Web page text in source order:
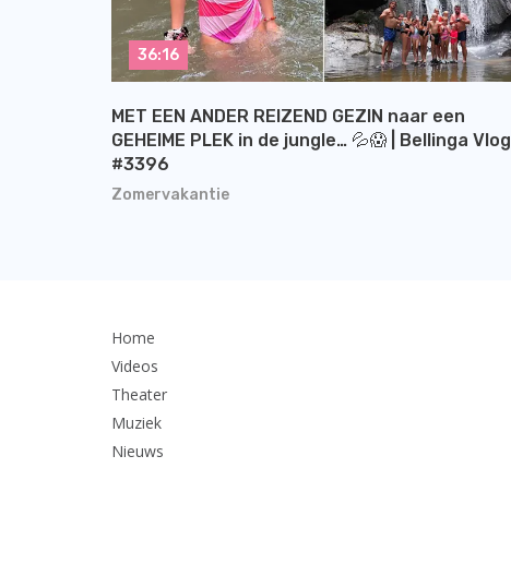
Zomervakantie
MET EEN ANDER REIZEND GEZIN naar een
GEHEIME PLEK in de jungle… 💦😱 | Bellinga Vlog
#3396
36:16
Home
Videos
Theater
Muziek
Nieuws